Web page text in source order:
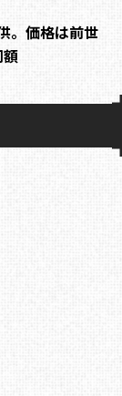
。価格は前世